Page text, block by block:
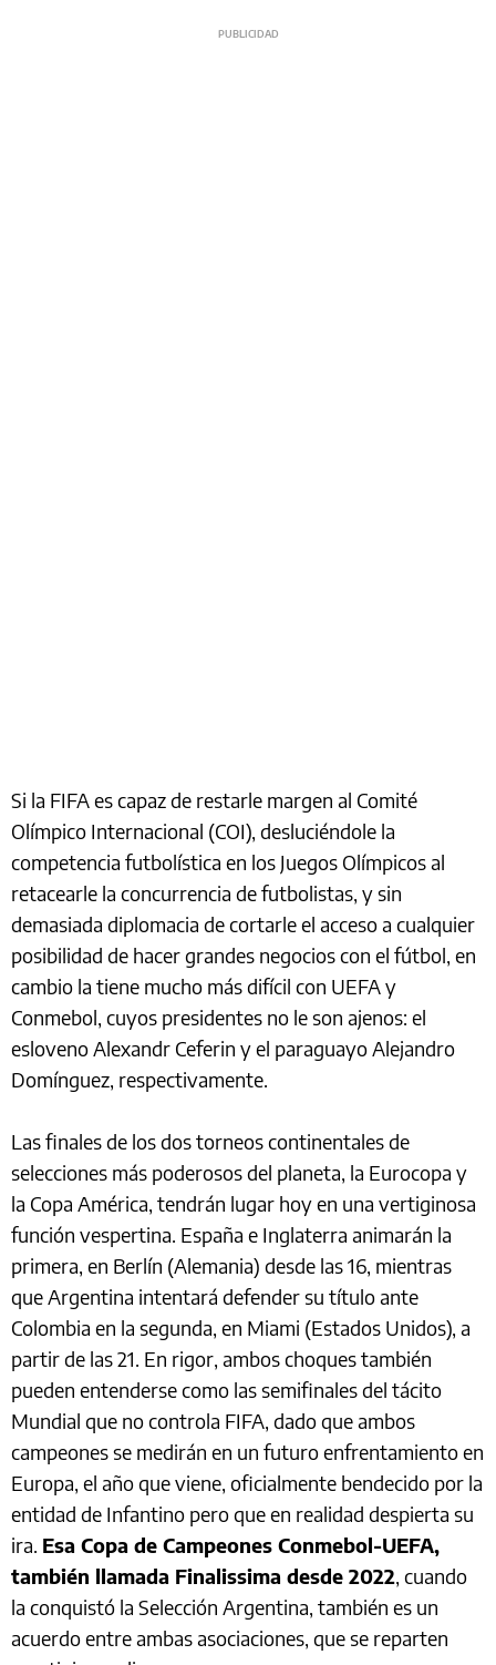
Si la FIFA es capaz de restarle margen al Comité
Olímpico Internacional (COI), desluciéndole la
competencia futbolística en los Juegos Olímpicos al
retacearle la concurrencia de futbolistas, y sin
demasiada diplomacia de cortarle el acceso a cualquier
posibilidad de hacer grandes negocios con el fútbol, en
cambio la tiene mucho más difícil con UEFA y
Conmebol, cuyos presidentes no le son ajenos: el
esloveno Alexandr Ceferin y el paraguayo Alejandro
Domínguez, respectivamente.
Las finales de los dos torneos continentales de
selecciones más poderosos del planeta, la Eurocopa y
la Copa América, tendrán lugar hoy en una vertiginosa
función vespertina. España e Inglaterra animarán la
primera, en Berlín (Alemania) desde las 16, mientras
que Argentina intentará defender su título ante
Colombia en la segunda, en Miami (Estados Unidos), a
partir de las 21. En rigor, ambos choques también
pueden entenderse como las semifinales del tácito
Mundial que no controla FIFA, dado que ambos
campeones se medirán en un futuro enfrentamiento en
Europa, el año que viene, oficialmente bendecido por la
entidad de Infantino pero que en realidad despierta su
ira. Esa Copa de Campeones Conmebol-UEFA,
también llamada Finalissima desde 2022, cuando
la conquistó la Selección Argentina, también es un
acuerdo entre ambas asociaciones, que se reparten